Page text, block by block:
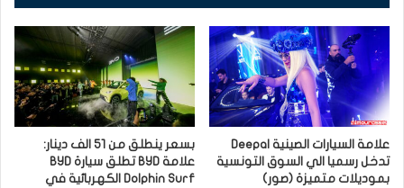
علامة السيارات الصينية Deepal
تدخل رسميا الي السوق التونسية
بموديلات متميزة (صور)
بسعر ينطلق من 51 الف دينار:
علامة BYD تطلق سيارة BYD
Dolphin Surf الكهربائية في